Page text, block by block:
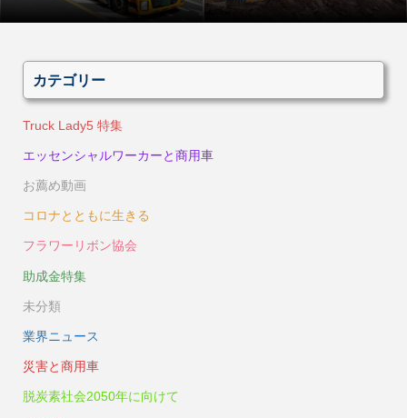
カテゴリー
Truck Lady5 特集
エッセンシャルワーカーと商用車
お薦め動画
コロナとともに生きる
フラワーリボン協会
助成金特集
未分類
業界ニュース
災害と商用車
脱炭素社会2050年に向けて